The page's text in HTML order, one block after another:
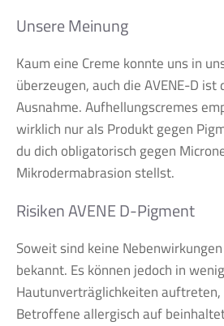
Unsere Meinung
Kaum eine Creme konnte uns in
überzeugen, auch die AVENE-D ist
Ausnahme. Aufhellungscremes
wirklich nur als Produkt gegen
du dich obligatorisch gegen
Mikrodermabrasion stellst.
Risiken AVENE D-Pigment
Soweit sind keine
bekannt. Es können jedoch in
Hautunverträglichkeiten
Betroffene allergisch auf